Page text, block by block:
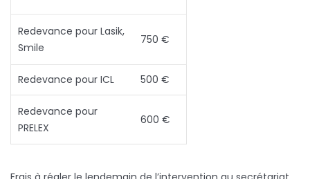
Redevance pour Lasik,
Smile
750 €
Redevance pour ICL 500 €
Redevance pour
PRELEX
600 €